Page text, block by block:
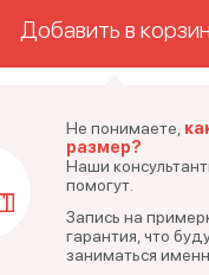
Добавить в
Не понимаете,
размер?
Наши
помогут.
Запись на
гарантия, что
заниматься